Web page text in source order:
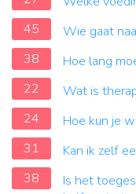
45
Wie gaat
38
Hoe lang
22
Wat is
24
Hoe kun je
31
Kan ik zelf
38
Is het